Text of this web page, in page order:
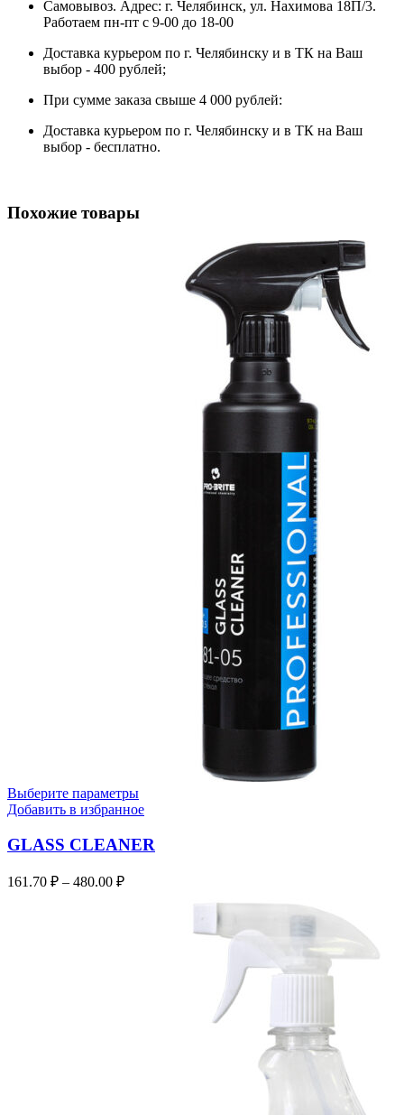
Самовывоз. Адрес: г. Челябинск, ул. Нахимова 18П/3.
Работаем пн-пт с 9-00 до 18-00
Доставка курьером по г. Челябинску и в ТК на Ваш
выбор - 400 рублей;
При сумме заказа свыше 4 000 рублей:
Доставка курьером по г. Челябинску и в ТК на Ваш
выбор - бесплатно.
Похожие товары
Выберите параметры
Добавить в избранное
GLASS CLEANER
161.70 ₽ – 480.00 ₽